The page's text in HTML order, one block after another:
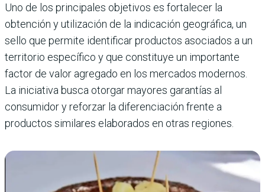
Uno de los principales objetivos es fortalecer la
obtención y utilización de la indicación geográfica, un
sello que permite identificar productos asociados a un
territorio específico y que constituye un importante
factor de valor agregado en los mercados modernos.
La iniciativa busca otorgar mayores garantías al
consumidor y reforzar la diferenciación frente a
productos similares elaborados en otras regiones.